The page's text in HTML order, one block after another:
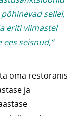
sellel,
eriti viimastel
seisnud,”
oma restoranis
ja